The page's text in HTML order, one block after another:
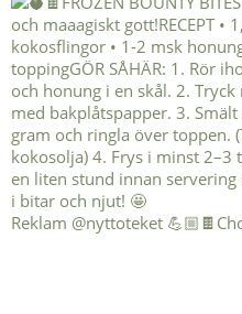
Reklam @nyttoteket